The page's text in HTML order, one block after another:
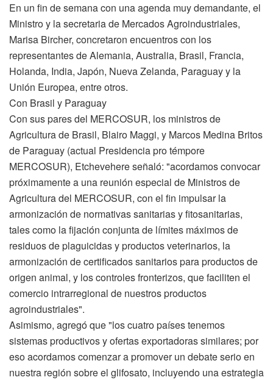
En un fin de semana con una agenda muy demandante, el
Ministro y la secretaria de Mercados Agroindustriales,
Marisa Bircher, concretaron encuentros con los
representantes de Alemania, Australia, Brasil, Francia,
Holanda, India, Japón, Nueva Zelanda, Paraguay y la
Unión Europea, entre otros.
Con Brasil y Paraguay
Con sus pares del MERCOSUR, los ministros de
Agricultura de Brasil, Blairo Maggi, y Marcos Medina Britos
de Paraguay (actual Presidencia pro témpore
MERCOSUR), Etchevehere señaló: "acordamos convocar
próximamente a una reunión especial de Ministros de
Agricultura del MERCOSUR, con el fin impulsar la
armonización de normativas sanitarias y fitosanitarias,
tales como la fijación conjunta de límites máximos de
residuos de plaguicidas y productos veterinarios, la
armonización de certificados sanitarios para productos de
origen animal, y los controles fronterizos, que faciliten el
comercio intrarregional de nuestros productos
agroindustriales".
Asimismo, agregó que "los cuatro países tenemos
sistemas productivos y ofertas exportadoras similares; por
eso acordamos comenzar a promover un debate serio en
nuestra región sobre el glifosato, incluyendo una estrategia